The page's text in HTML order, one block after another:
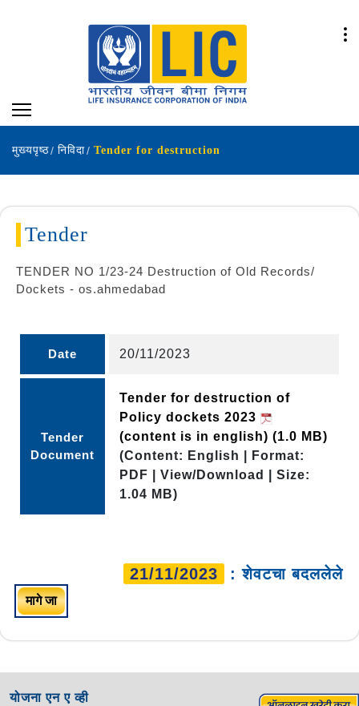
मुख्यपृष्ठ निविदा Tender for destruction
Tender
TENDER NO 1/23-24 Destruction of Old Records/
Dockets - os.ahmedabad
Date 20/11/2023
Tender
Document
Tender for destruction of
Policy dockets 2023
(content is in english) (1.0 MB)
(Content: English | Format:
PDF | View/Download | Size:
1.04 MB)
21/11/2023 : शेवटचा बदललेले
मागे जा
योजना एन ए व्ही